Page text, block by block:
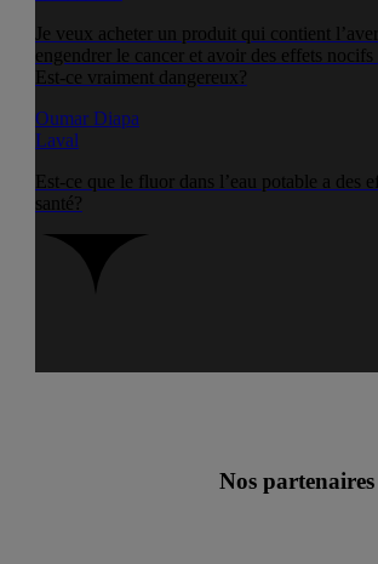
Je veux acheter un produit qui contient
engendrer le cancer et avoir des effets
Est-ce vraiment dangereux?
Oumar Diapa
Laval
Est-ce que le fluor dans l’eau potable a des
santé?
Nos partenaires